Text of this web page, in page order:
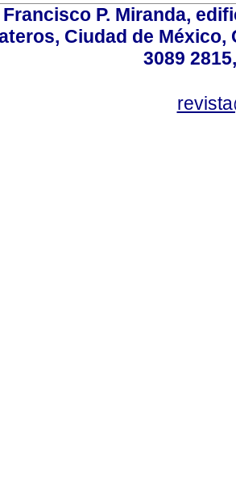
Francisco P. Miranda,
Ciudad de México,
3089